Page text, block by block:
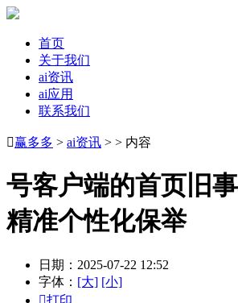
首页
关于我们
ai资讯
ai应用
联系我们
赢多多 > ai资讯 > > 内容
号客户端的首页旧
精准个性化保举
日期：2025-07-22 12:52
字体： [大] [小]
打印